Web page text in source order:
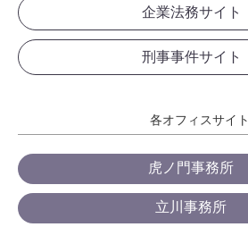
企業法務サイト
刑事事件サイト
各オフィスサイト
虎ノ門事務所
立川事務所